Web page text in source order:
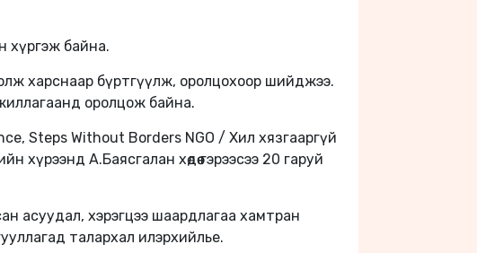
хүргэж байна.
олж харснаар бүртгүүлж, оролцохоор шийджээ.
оролцож байна.
Steps Without Borders NGO / Хил хязгааргүй
хүрээнд А.Баясгалан хөдөө гэрээсээ 20 гаруй
асуудал, хэрэгцээ шаардлагаа хамтран
талархал илэрхийлье.